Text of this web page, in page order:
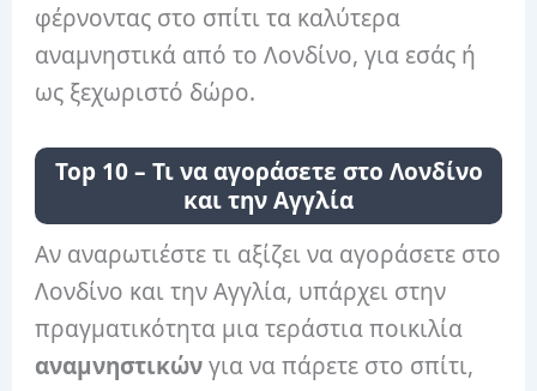
φέρνοντας στο σπίτι τα καλύτερα
αναμνηστικά από το Λονδίνο, για εσάς ή
ως ξεχωριστό δώρο.
Top 10 – Τι να αγοράσετε στο Λονδίνο
και την Αγγλία
Αν αναρωτιέστε τι αξίζει να αγοράσετε στο
Λονδίνο και την Αγγλία, υπάρχει στην
πραγματικότητα μια τεράστια ποικιλία
αναμνηστικώνγια να πάρετε στο σπίτι,